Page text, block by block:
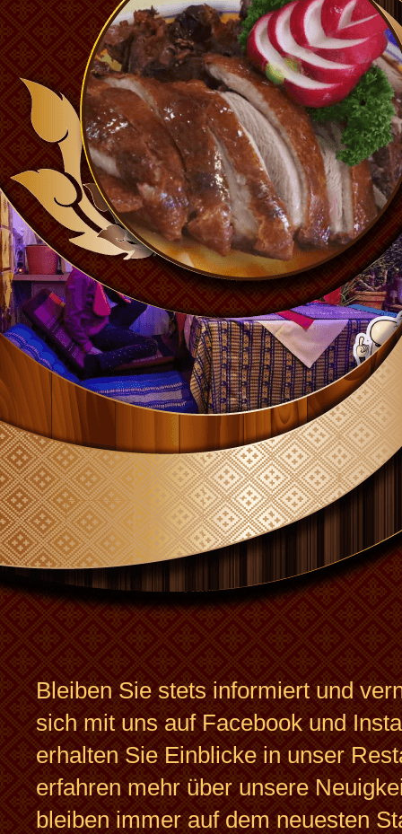
Bleiben Sie stets informiert und
sich mit uns auf Facebook und
erhalten Sie Einblicke in unser
erfahren mehr über unsere
bleiben immer auf dem neuesten